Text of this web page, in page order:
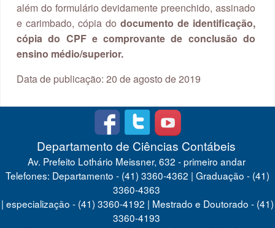
além do formulário devidamente preenchido, assinado
e carimbado, cópia do documento de identificação,
cópia do CPF e comprovante de conclusão do
ensino médio/superior.
Data de publicação: 20 de agosto de 2019
Departamento de Ciências Contábeis
Av. Prefeito Lothário Meissner, 632 - primeiro andar
Telefones: Departamento - (41) 3360-4362 | Graduação - (41)
3360-4363
| especialização - (41) 3360-4192 | Mestrado e Doutorado - (41)
3360-4193